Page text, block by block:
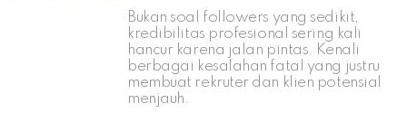
Bukan soal followers yang sedikit,
kredibilitas profesional sering kali
hancur karena jalan pintas. Kenali
berbagai kesalahan fatal yang justru
membuat rekruter dan klien potensial
menjauh.